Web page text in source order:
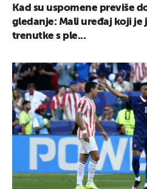
Kad su uspomene previše
gledanje: Mali uređaj koji je
trenutke s ple...